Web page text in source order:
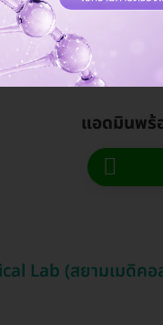
แอดมินพร้
Lab (สยามเมดิ